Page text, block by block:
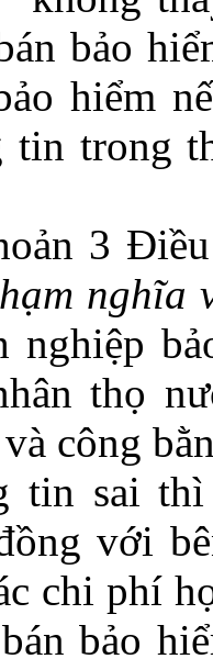
bảo
hiểm
tin trong
3
nghĩa
nghiệp
thọ
công
tin sai
với
chi phí
bảo